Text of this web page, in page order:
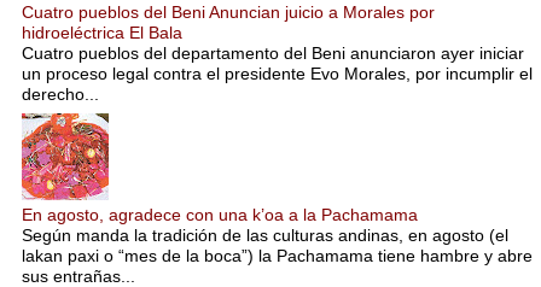
Cuatro pueblos del Beni Anuncian juicio a Morales por
hidroeléctrica El Bala
Cuatro pueblos del departamento del Beni anunciaron ayer iniciar
un proceso legal contra el presidente Evo Morales, por incumplir el
derecho...
En agosto, agradece con una k’oa a la Pachamama
Según manda la tradición de las culturas andinas, en agosto (el
lakan paxi o “mes de la boca”) la Pachamama tiene hambre y abre
sus entrañas...